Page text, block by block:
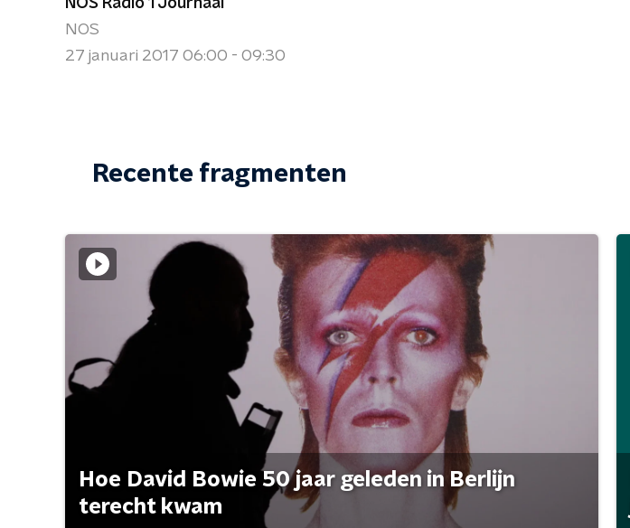
NOS Radio 1 Journaal
NOS
27 januari 2017 06:00 - 09:30
Recente fragmenten
Hoe David Bowie 50 jaar geleden in Berlijn
terecht kwam